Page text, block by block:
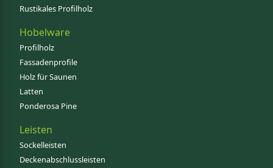
Rustikales Profilholz
Hobelware
Profilholz
Fassadenprofile
Holz für Saunen
Latten
Ponderosa Pine
Leisten
Sockelleisten
Deckenabschlussleisten